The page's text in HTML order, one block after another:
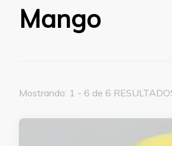
Mango
Mostrando: 1 - 6 de 6